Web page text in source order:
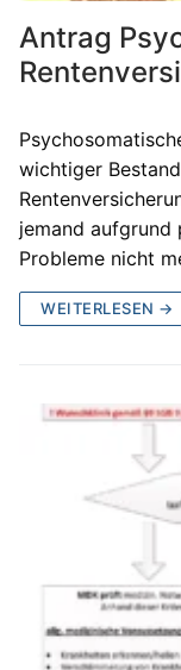
Antrag
wichtiger
jemand aufgrund
Probleme nicht
WEITERLESEN →